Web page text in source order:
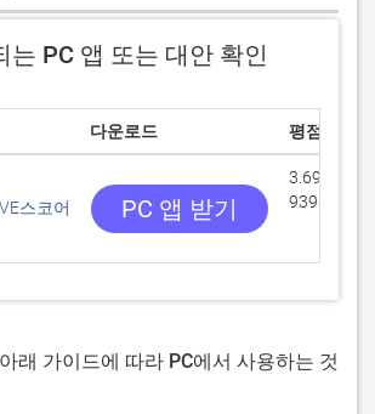
는 PC 앱 또는 대안 확인
다운로드 평점
스코어 PC 앱 받기
3.69568/5
9398 리뷰
래 가이드에 따라 PC에서 사용하는 것